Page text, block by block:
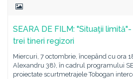
SEARA DE FILM: "Situaţii
trei tineri regizori
Miercuri, 7 octombrie, începând cu ora
Alexandru 38), în cadrul programului
proiectate scurtmetrajele Tobogan